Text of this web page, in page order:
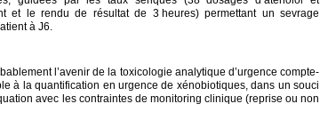
et le rendu de résultat de 3 heures) permettant un sevrage
à J6.
l’avenir de la toxicologie analytique d’urgence compte-
à la quantification en urgence de xénobiotiques, dans un souci
avec les contraintes de monitoring clinique (reprise ou non